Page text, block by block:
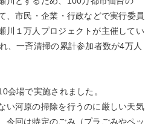
、市民・企業・行政などで実行委員
川１万人プロジェクトが主催してい
、一斉清掃の累計参加者数が4万人
会場で実施されました。
い河原の掃除を行うのに厳しい天気
今回は特定のごみ（プラごみやペッ